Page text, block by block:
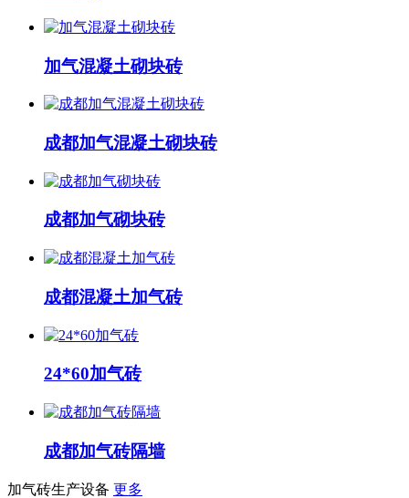
加气混凝土砌块砖
成都加气混凝土砌块砖
成都加气砌块砖
成都混凝土加气砖
24*60加气砖
成都加气砖隔墙
加气砖生产设备 更多